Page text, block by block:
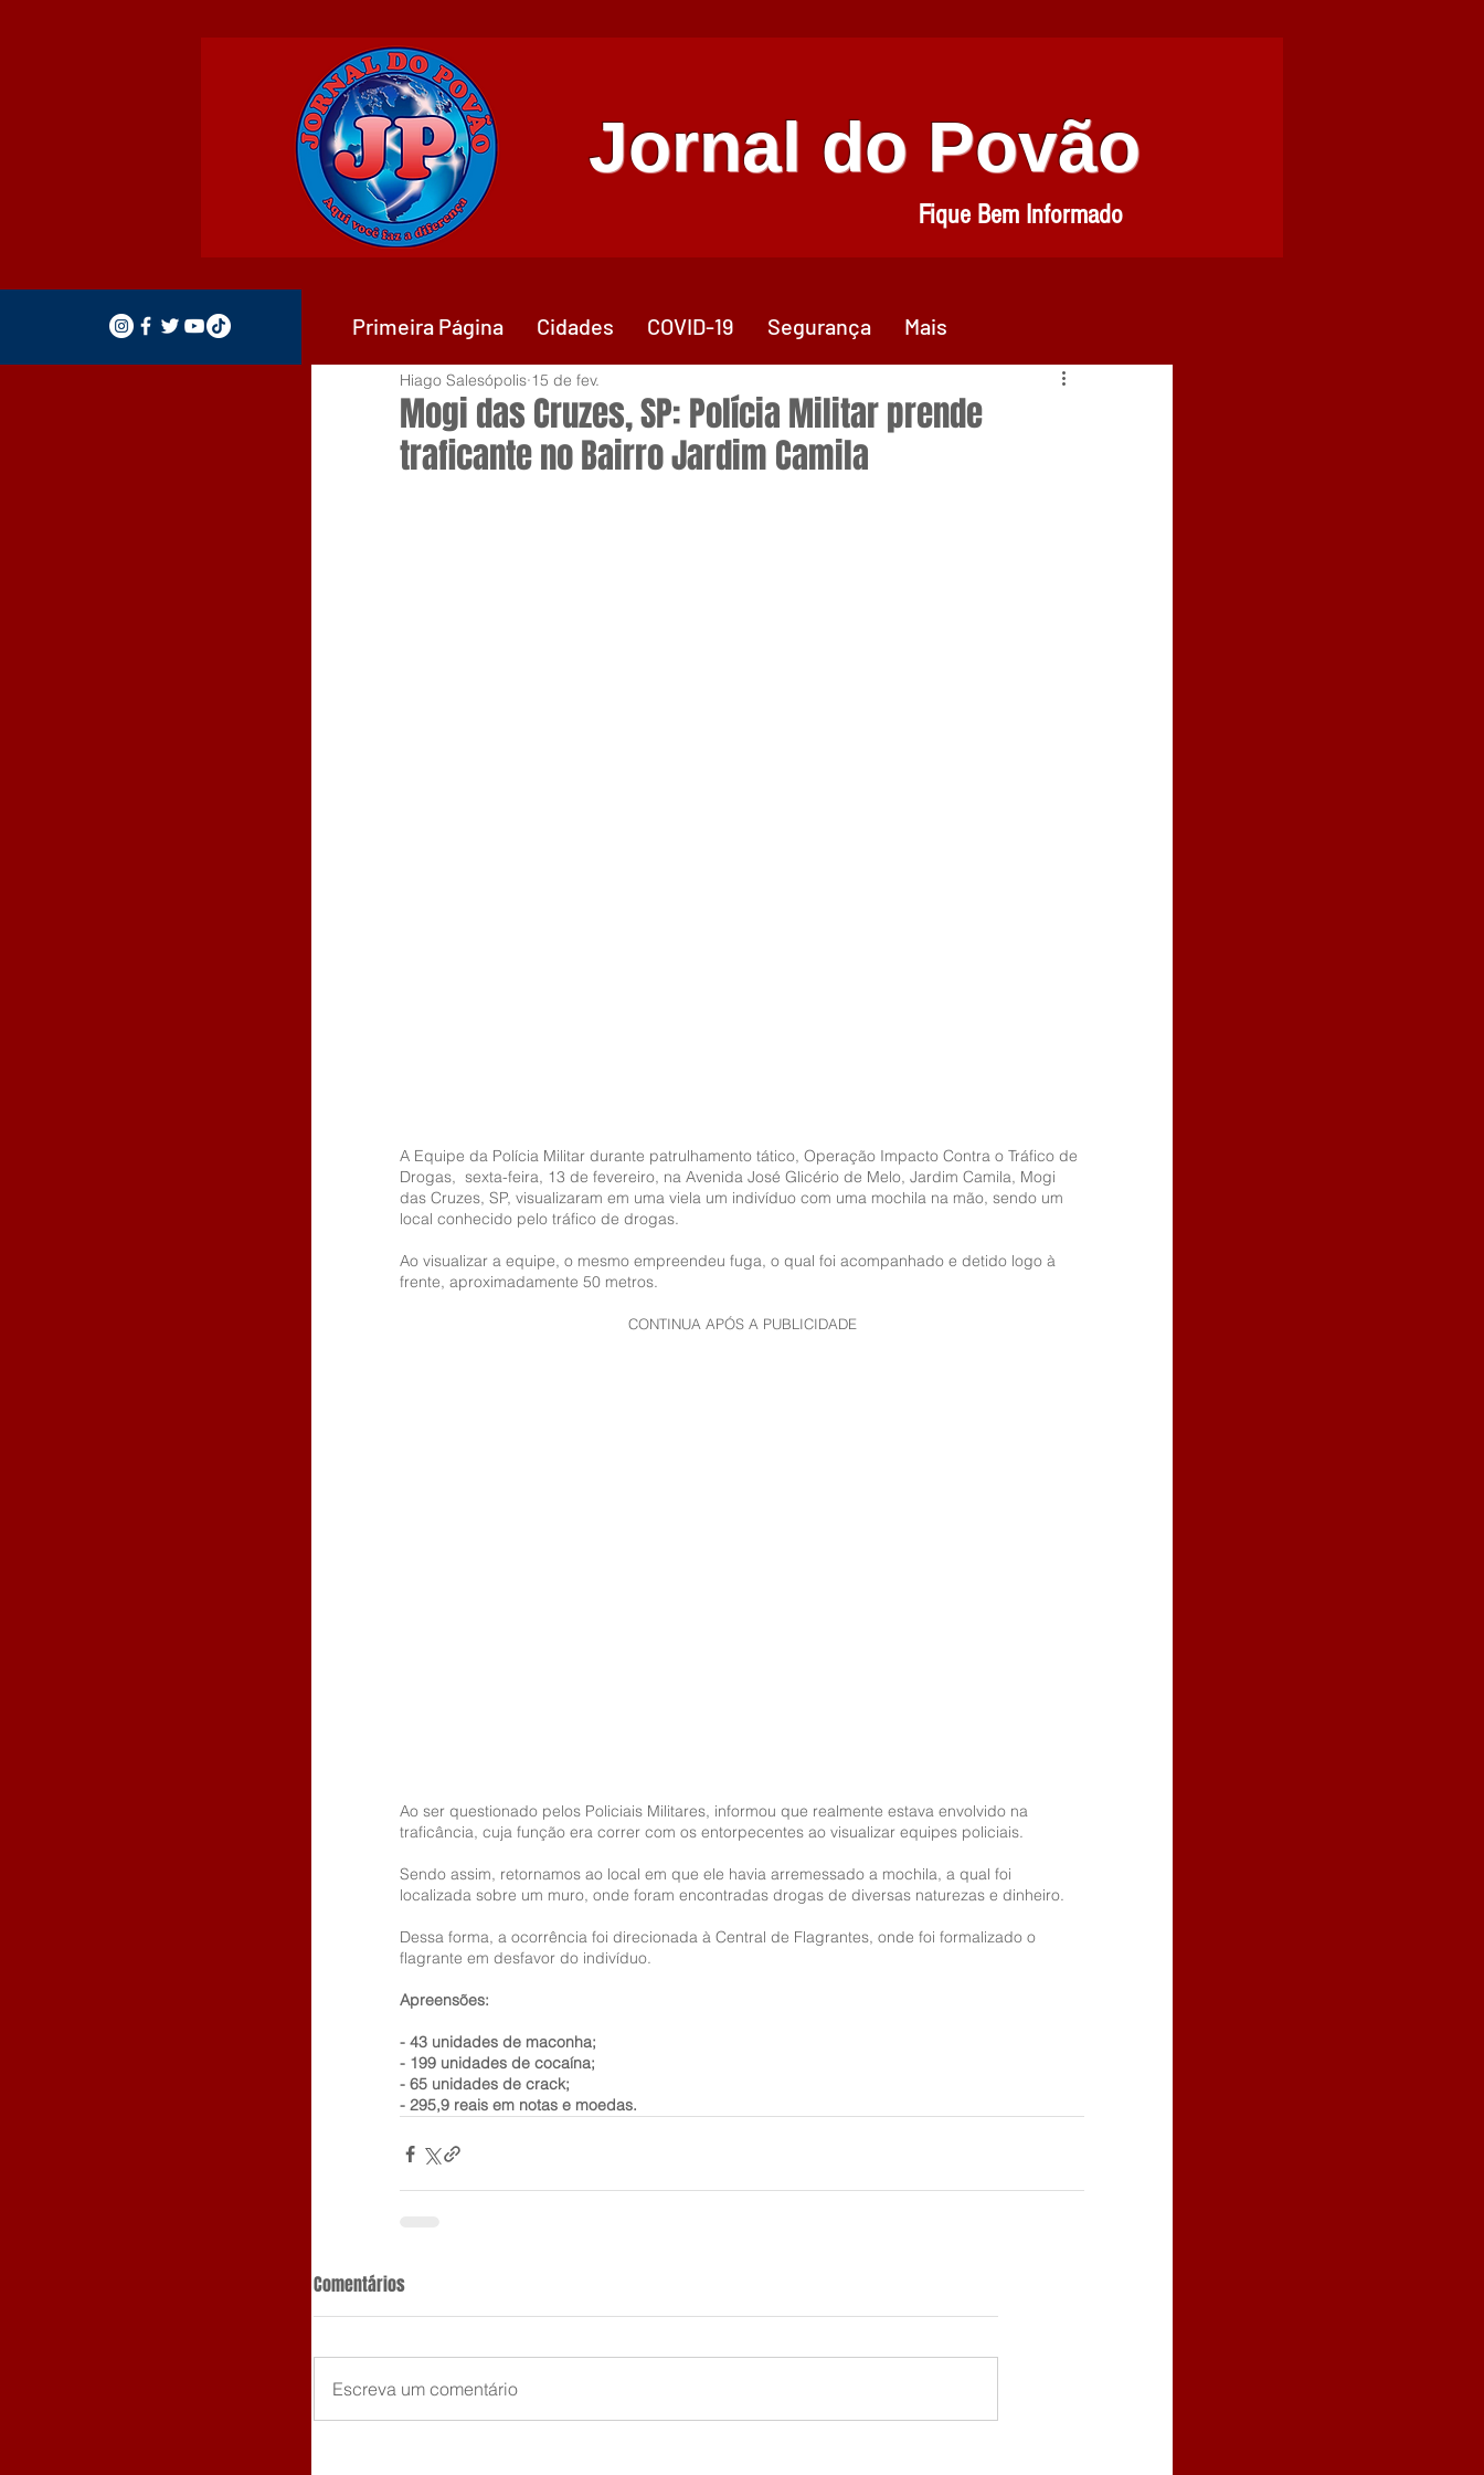
Jornal do Povão
Fique Bem Informado
Mogi das Cruzes, SP: Polícia Militar prende
traficante no Bairro Jardim Camila
Hiago Salesópolis 15 de fev.
A Equipe da Polícia Militar durante patrulhamento tático, Operação Impacto Contra o Tráfico de
Drogas,  sexta-feira, 13 de fevereiro, na Avenida José Glicério de Melo, Jardim Camila, Mogi
das Cruzes, SP, visualizaram em uma viela um indivíduo com uma mochila na mão, sendo um
local conhecido pelo tráfico de drogas.
Ao visualizar a equipe, o mesmo empreendeu fuga, o qual foi acompanhado e detido logo à
frente, aproximadamente 50 metros.
CONTINUA APÓS A PUBLICIDADE
Ao ser questionado pelos Policiais Militares, informou que realmente estava envolvido na
traficância, cuja função era correr com os entorpecentes ao visualizar equipes policiais.
Sendo assim, retornamos ao local em que ele havia arremessado a mochila, a qual foi
localizada sobre um muro, onde foram encontradas drogas de diversas naturezas e dinheiro.
Dessa forma, a ocorrência foi direcionada à Central de Flagrantes, onde foi formalizado o
flagrante em desfavor do indivíduo.
Apreensões:
- 43 unidades de maconha;
- ⁠199 unidades de cocaína;
- ⁠65 unidades de crack;
- ⁠295,9 reais em notas e moedas.
Comentários
Escreva um comentário
Primeira Página Cidades COVID-19 Segurança Mais